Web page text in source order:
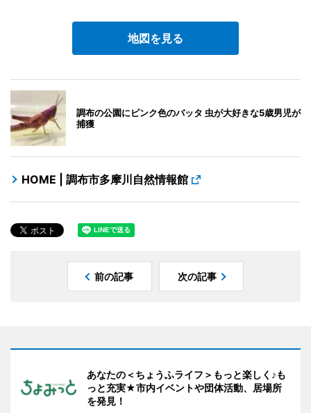
地図を見る
調布の公園にピンク色のバッタ 虫が大好きな5歳男児が
捕獲
HOME | 調布市多摩川自然情報館
前の記事 次の記事
あなたの＜ちょうふライフ＞もっと楽しく♪も
っと充実★市内イベントや団体活動、居場所
を発見！